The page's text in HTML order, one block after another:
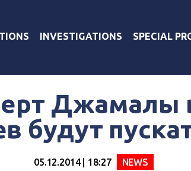
INVESTIGATIONS SPECIAL
Джамалы
будут
05.12.2014 | 18:27 NEWS